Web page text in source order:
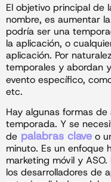
El objetivo principal de
nombre, es aumentar
podría ser una
la aplicación, o
aplicación. Por
temporales y abordan
evento específico,
etc.
Hay algunas formas
temporada. Y se
de palabras clave o
minuto. Es un enfoque
marketing móvil y
los desarrolladores de